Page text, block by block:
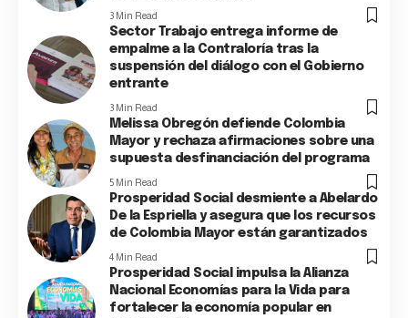
3 Min Read
Sector Trabajo entrega informe de
empalme a la Contraloría tras la
suspensión del diálogo con el Gobierno
entrante
3 Min Read
Melissa Obregón defiende Colombia
Mayor y rechaza afirmaciones sobre una
supuesta desfinanciación del programa
5 Min Read
Prosperidad Social desmiente a Abelardo
De la Espriella y asegura que los recursos
de Colombia Mayor están garantizados
4 Min Read
Prosperidad Social impulsa la Alianza
Nacional Economías para la Vida para
fortalecer la economía popular en